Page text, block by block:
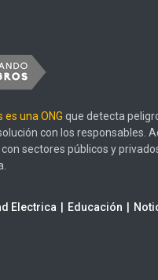
es una ONG que detecta
con los responsables.
sectores públicos y
Electrica Educación